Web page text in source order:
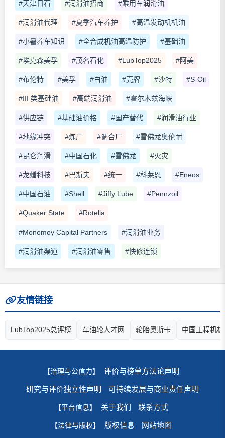
#天津日石 #润滑油招商 #乘用车润滑油
#润滑油代理 #夏季汽车养护 #高温发动机机油
#小暑养车知识 #全合成机油高温防护 #基础油
#埃克森美孚 #茂名石化 #LubTop2025 #阿美
#布伦特 #美孚 #白油 #壳牌 #沙特 #S-Oil
#III 类基础油 #高端润滑油 #霍尔木兹海峡
#供应链 #基础油价格 #国产替代 #润滑油行业
#地缘冲突 #炼厂 #调合厂 #雪佛龙奥伦耐
#昆仑润滑 #中国石化 #雪佛龙 #火灾
#龙蟠科技 #巴斯夫 #统一 #科莱恩 #Eneos
#中国石油 #Shell #Jiffy Lube #Pennzoil
#Quaker State #Rotella
#Monomoy Capital Partners #润滑油业务
#润滑油渠道 #润滑油零售 #快修连锁
友情链接
LubTop2025总评榜 车油轮人才网 轮胎奥斯卡 中国工程机
【治理与公信力】 评价与榜单方法论声明
研究与评价独立性声明 可持续发展与商业责任声明
【平台信息】 关于我们 联系方式
【法律与版权】 版权信息 网站地图